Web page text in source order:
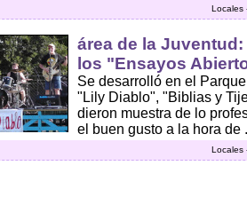
Locales
área de la
los "Ensayos
Se desarrolló en el
"Lily Diablo", "Biblias y
dieron muestra de lo
el buen gusto a la hora de
Locales